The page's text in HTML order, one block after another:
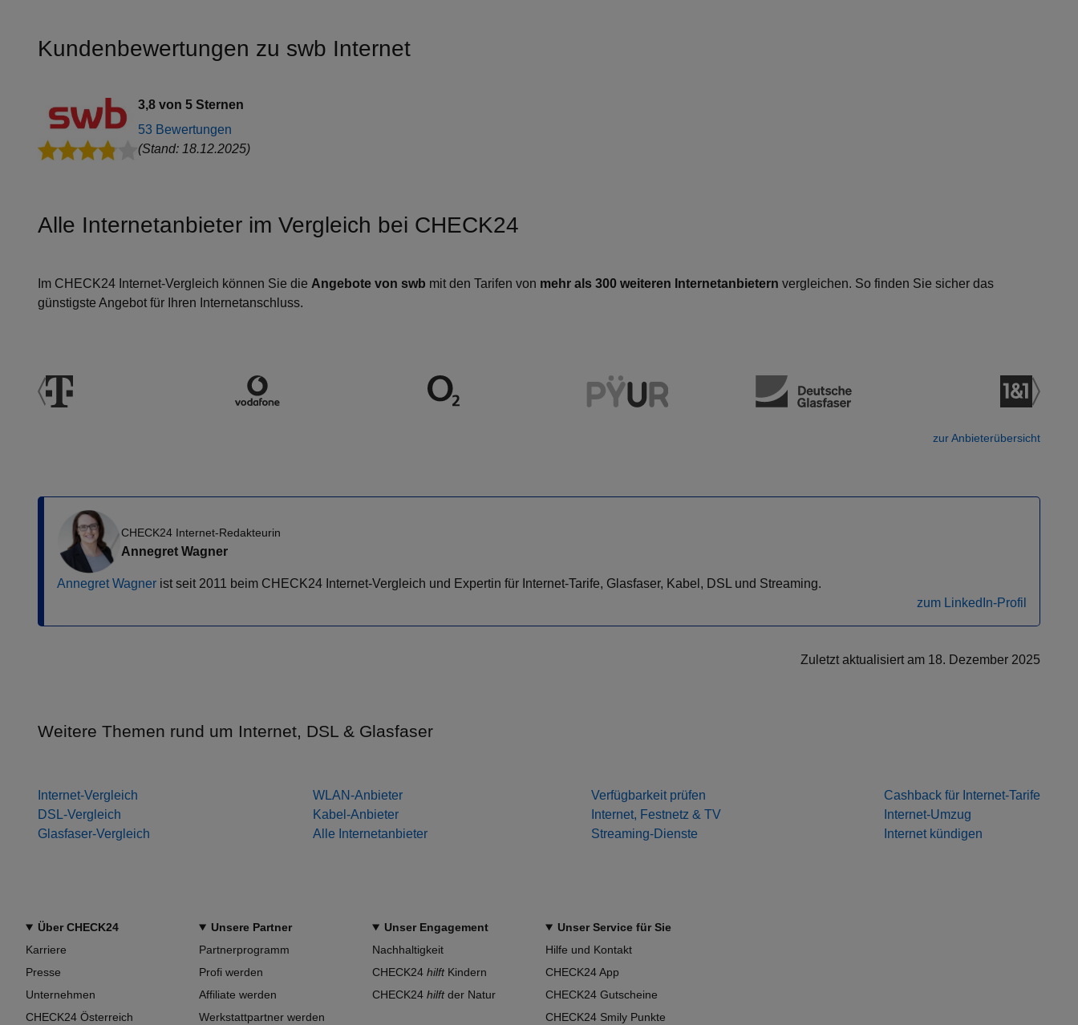
Kundenbewertungen zu swb Internet
3,8 von 5 Sternen
53 Bewertungen
(Stand: 18.12.2025)
Alle Internetanbieter im Vergleich bei CHECK24
Im CHECK24 Internet-Vergleich können Sie die Angebote von swb mit den Tarifen von mehr als 300 weiteren Internetanbietern vergleichen. So finden Sie sicher das
günstigste Angebot für Ihren Internetanschluss.
zur Anbieterübersicht
CHECK24 Internet-Redakteurin
Annegret Wagner
Annegret Wagner ist seit 2011 beim CHECK24 Internet-Vergleich und Expertin für Internet-Tarife, Glasfaser, Kabel, DSL und Streaming.
zum LinkedIn-Profil
Zuletzt aktualisiert am 18. Dezember 2025
Weitere Themen rund um Internet, DSL & Glasfaser
Internet-Vergleich
DSL-Vergleich
Glasfaser-Vergleich
WLAN-Anbieter
Kabel-Anbieter
Alle Internetanbieter
Verfügbarkeit prüfen
Internet, Festnetz & TV
Streaming-Dienste
Cashback für Internet-Tarife
Internet-Umzug
Internet kündigen
Über CHECK24
Karriere
Presse
Unternehmen
CHECK24 Österreich
Unsere Partner
Partnerprogramm
Profi werden
Affiliate werden
Werkstattpartner werden
Unser Engagement
Nachhaltigkeit
CHECK24 hilftKindern
CHECK24 hilftder Natur
Unser Service für Sie
Hilfe und Kontakt
CHECK24 App
CHECK24 Gutscheine
CHECK24 Smily Punkte